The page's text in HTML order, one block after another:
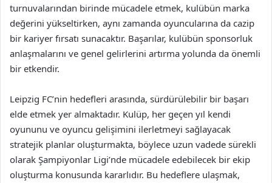
turnuvalarından birinde mücadele etmek, kulübün marka
değerini yükseltirken, aynı zamanda oyuncularına da cazip
bir kariyer fırsatı sunacaktır. Başarılar, kulübün sponsorluk
anlaşmalarını ve genel gelirlerini artırma yolunda da önemli
bir etkendir.
Leipzig FC’nin hedefleri arasında, sürdürülebilir bir başarı
elde etmek yer almaktadır. Kulüp, her geçen yıl kendi
oyununu ve oyuncu gelişimini ilerletmeyi sağlayacak
stratejik planlar oluşturmakta, böylece uzun vadede sürekli
olarak Şampiyonlar Ligi’nde mücadele edebilecek bir ekip
oluşturma konusunda kararlıdır. Bu hedeflere ulaşmak,